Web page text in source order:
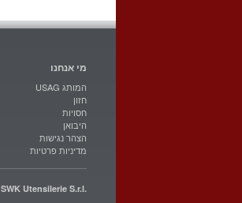
מי אנחנו
USAG המותג
חזון
חסויות
היבואן
הצהר נגישות
מדיניות פרטיות
SWK Utensilerie S.r.l.